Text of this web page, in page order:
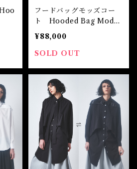
フードバッグモッズコー
ト Hooded Bag Mods
Coat
¥88,000
SOLD OUT